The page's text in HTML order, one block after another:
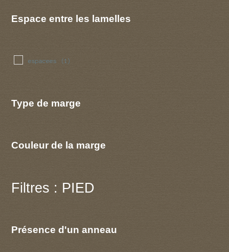
Espace entre les lamelles
espacees (1)
Type de marge
Couleur de la marge
Filtres : PIED
Présence d'un anneau